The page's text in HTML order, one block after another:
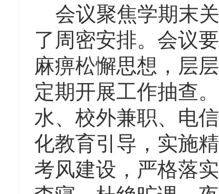
会议聚焦学期末
了周密安排。会议
麻痹松懈思想，层
定期开展工作抽查
水、校外兼职、电
化教育引导，实施
考风建设 ， 严格落